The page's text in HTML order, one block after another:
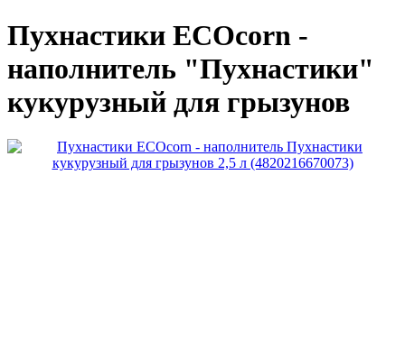
Пухнастики ECOcorn -
наполнитель "Пухнастики"
кукурузный для грызунов